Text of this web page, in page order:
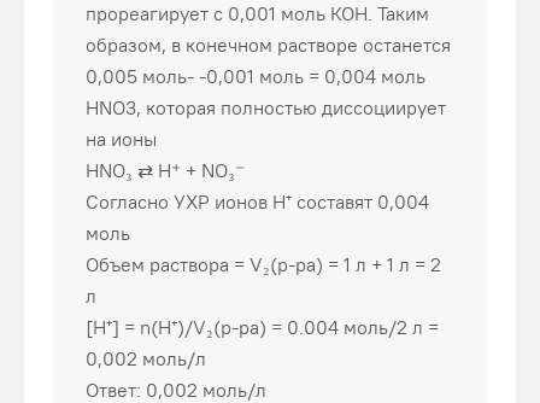
прореагирует с 0,001 моль КОН. Таким
образом, в конечном растворе останется
0,005 моль- -0,001 моль = 0,004 моль
HNO3, которая полностью диссоциирует
на ионы
HNO₃ ⇄ H⁺ + NO₃⁻
Согласно УХР ионов H⁺ составят 0,004
моль
Объем раствора = V₂(p-pa) = 1 л + 1 л = 2
л
[H⁺] = n(H⁺)/V₂(p-pa) = 0.004 моль/2 л =
0,002 моль/л
Ответ: 0,002 моль/л